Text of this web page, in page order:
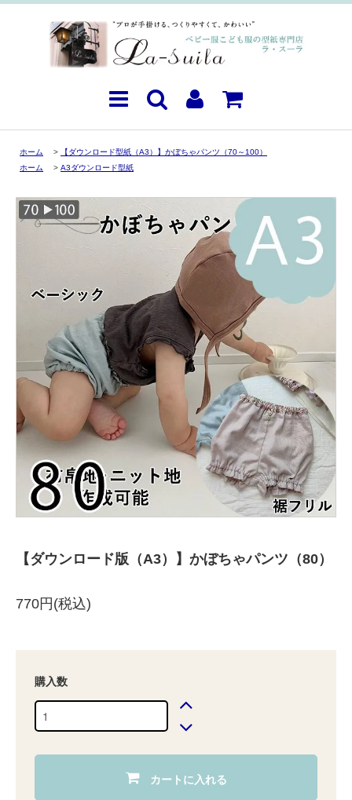
ホーム >
【ダウンロード型紙（A3）】かぼちゃパンツ（70～100）
ホーム
> A3ダウンロード型紙
【ダウンロード版（A3）】かぼちゃパンツ（80）
770円(税込)
購入数
カートに入れる